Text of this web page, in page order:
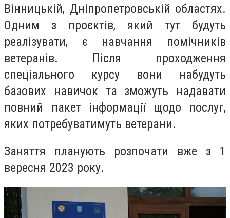
Вінницькій, Дніпропетровській областях.
Одним з проєктів, який тут будуть
реалізувати, є навчання помічників
ветеранів. Після проходження
спеціального курсу вони набудуть
базових навичок та зможуть надавати
повний пакет інформації щодо послуг,
яких потребуватимуть ветерани.
Заняття планують розпочати вже з 1
вересня 2023 року.